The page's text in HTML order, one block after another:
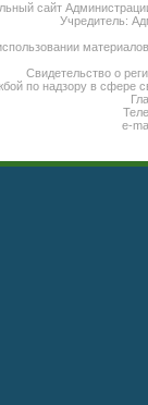
сайт
Учредитель:
Свидетельство о
по надзору в сфере
e-